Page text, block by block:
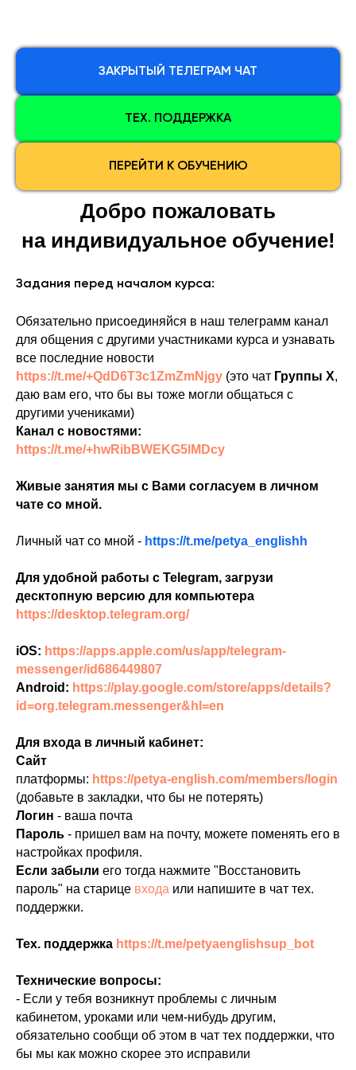
ЗАКРЫТЫЙ ТЕЛЕГРАМ ЧАТ
ТЕХ. ПОДДЕРЖКА
ПЕРЕЙТИ К ОБУЧЕНИЮ
Добро пожаловать
на индивидуальное обучение!
Задания перед началом курса:
Обязательно присоединяйся в наш телеграмм канал
для общения с другими участниками курса и узнавать
все последние новости
https://t.me/+QdD6T3c1ZmZmNjgy (это чат Группы Х,
даю вам его, что бы вы тоже могли общаться с
другими учениками)
Канал с новостями:
https://t.me/+hwRibBWEKG5lMDcy
Живые занятия мы с Вами согласуем в личном
чате со мной.
Личный чат со мной - https://t.me/petya_englishh
Для удобной работы с Telegram, загрузи
десктопную версию для компьютера
https://desktop.telegram.org/
iOS: https://apps.apple.com/us/app/telegram-
messenger/id686449807
Android: https://play.google.com/store/apps/details?
id=org.telegram.messenger&hl=en
Для входа в личный кабинет:
Сайт
платформы: https://petya-english.com/members/login
(добавьте в закладки, что бы не потерять)
Логин - ваша почта
Пароль - пришел вам на почту, можете поменять его в
настройках профиля.
Если забыли его тогда нажмите "Восстановить
пароль" на старице входа или напишите в чат тех.
поддержки.
Тех. поддержка https://t.me/petyaenglishsup_bot
Технические вопросы:
- Если у тебя возникнут проблемы с личным
кабинетом, уроками или чем-нибудь другим,
обязательно сообщи об этом в чат тех поддержки, что
бы мы как можно скорее это исправили